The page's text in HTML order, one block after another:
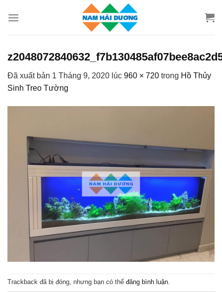
đến
Đã xuất bản 1 Tháng 9, 2020 lúc 960 × 720 trong Hồ Thủy
Sinh Treo Tường
Trackback đã bị đóng, nhưng bạn có thể đăng bình luận.